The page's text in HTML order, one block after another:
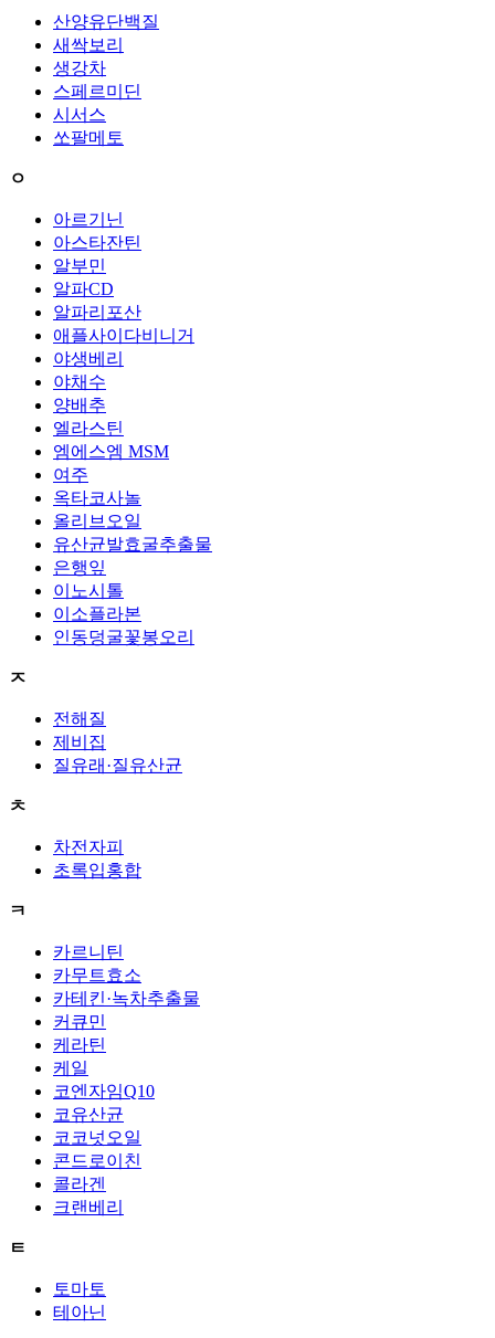
산양유단백질
새싹보리
생강차
스페르미딘
시서스
쏘팔메토
ㅇ
아르기닌
아스타잔틴
알부민
알파CD
알파리포산
애플사이다비니거
야생베리
야채수
양배추
엘라스틴
엠에스엠 MSM
여주
옥타코사놀
올리브오일
유산균발효굴추출물
은행잎
이노시톨
이소플라본
인동덩굴꽃봉오리
ㅈ
전해질
제비집
질유래·질유산균
ㅊ
차전자피
초록입홍합
ㅋ
카르니틴
카무트효소
카테킨·녹차추출물
커큐민
케라틴
케일
코엔자임Q10
코유산균
코코넛오일
콘드로이친
콜라겐
크랜베리
ㅌ
토마토
테아닌